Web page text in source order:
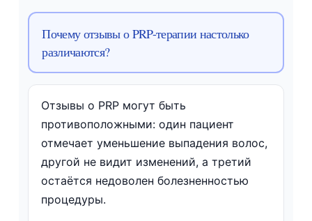
Почему отзывы о PRP-терапии настолько
различаются?
Отзывы о PRP могут быть
противоположными: один пациент
отмечает уменьшение выпадения волос,
другой не видит изменений, а третий
остаётся недоволен болезненностью
процедуры.